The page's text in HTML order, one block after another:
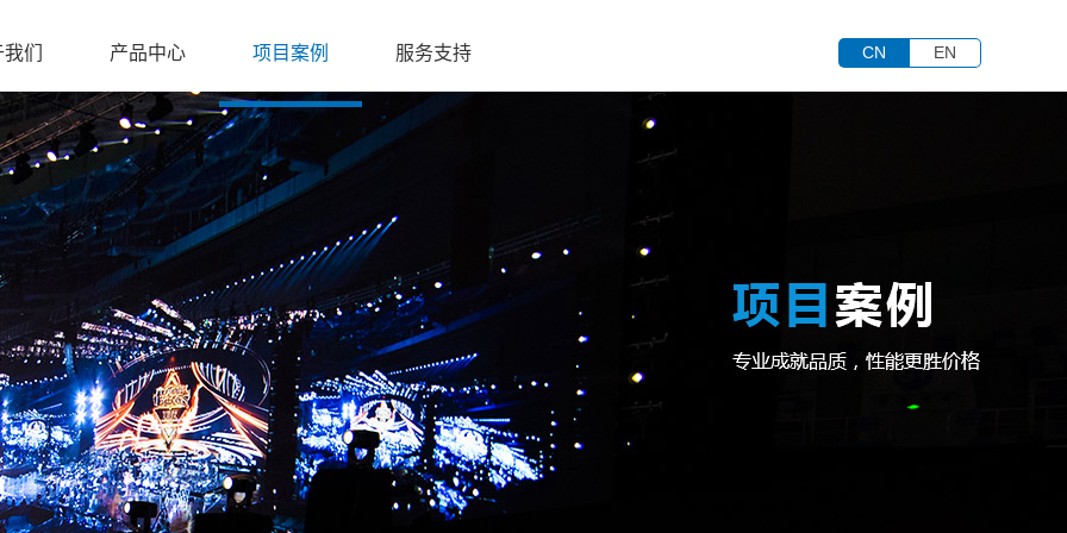
们 产品中心 项目案例 服务支持 EN
CN